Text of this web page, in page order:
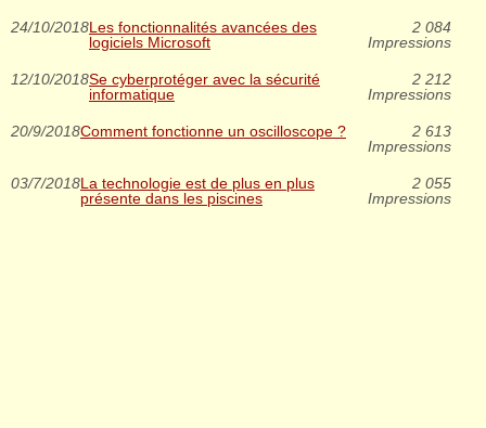
24/10/2018Les fonctionnalités avancées des
logiciels Microsoft
2 084
Impressions
12/10/2018Se cyberprotéger avec la sécurité
informatique
2 212
Impressions
20/9/2018Comment fonctionne un oscilloscope ?
2 613
Impressions
03/7/2018La technologie est de plus en plus
présente dans les piscines
2 055
Impressions